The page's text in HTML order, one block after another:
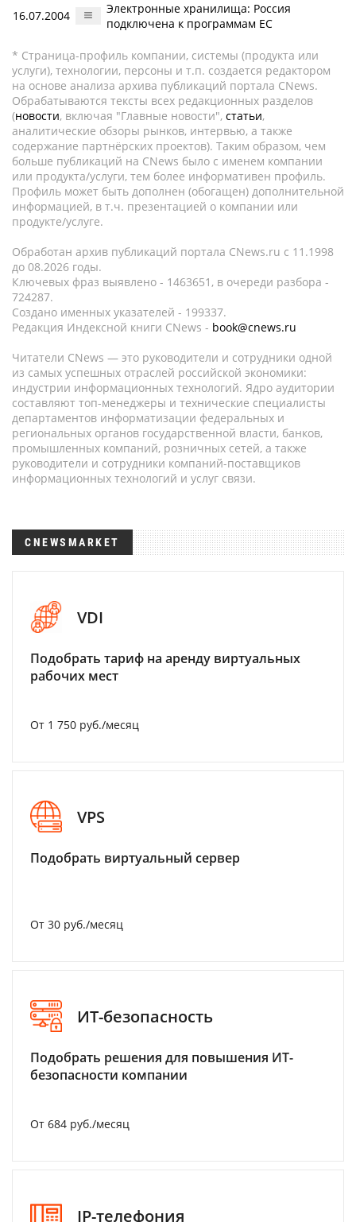
16.07.2004
Электронные хранилища: Россия
подключена к программам ЕС
* Страница-профиль компании, системы (продукта или
услуги), технологии, персоны и т.п. создается редактором
на основе анализа архива публикаций портала CNews.
Обрабатываются тексты всех редакционных разделов
(новости, включая "Главные новости", статьи,
аналитические обзоры рынков, интервью, а также
содержание партнёрских проектов). Таким образом, чем
больше публикаций на CNews было с именем компании
или продукта/услуги, тем более информативен профиль.
Профиль может быть дополнен (обогащен) дополнительной
информацией, в т.ч. презентацией о компании или
продукте/услуге.
Обработан архив публикаций портала CNews.ru c 11.1998
до 08.2026 годы.
Ключевых фраз выявлено - 1463651, в очереди разбора -
724287.
Создано именных указателей - 199337.
Редакция Индексной книги CNews - book@cnews.ru
Читатели CNews — это руководители и сотрудники одной
из самых успешных отраслей российской экономики:
индустрии информационных технологий. Ядро аудитории
составляют топ-менеджеры и технические специалисты
департаментов информатизации федеральных и
региональных органов государственной власти, банков,
промышленных компаний, розничных сетей, а также
руководители и сотрудники компаний-поставщиков
информационных технологий и услуг связи.
CNEWSMARKET
VDI
Подобрать тариф на аренду виртуальных
рабочих мест
От 1 750 руб./месяц
VPS
Подобрать виртуальный сервер
От 30 руб./месяц
ИТ-безопасность
Подобрать решения для повышения ИТ-
безопасности компании
От 684 руб./месяц
IP-телефония